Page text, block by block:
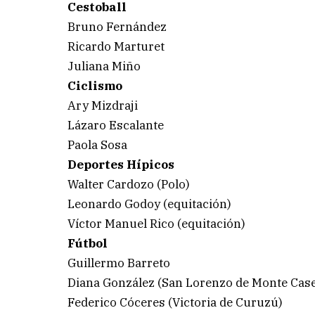
Cestoball
Bruno Fernández
Ricardo Marturet
Juliana Miño
Ciclismo
Ary Mizdraji
Lázaro Escalante
Paola Sosa
Deportes Hípicos
Walter Cardozo (Polo)
Leonardo Godoy (equitación)
Víctor Manuel Rico (equitación)
Fútbol
Guillermo Barreto
Diana González (San Lorenzo de Monte
Federico Cóceres (Victoria de Curuzú)